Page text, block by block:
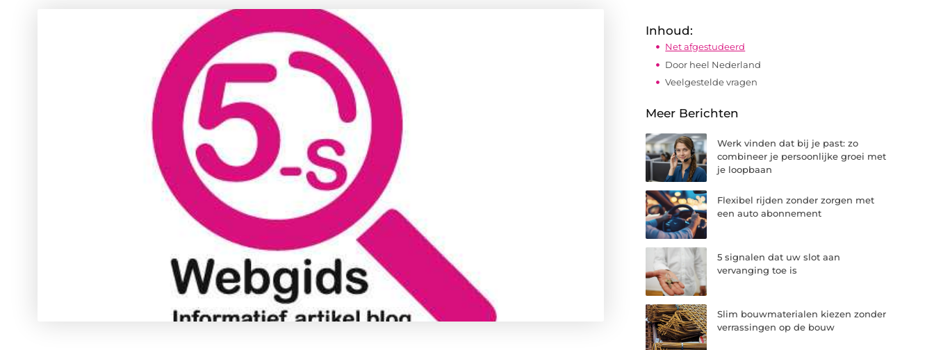
Inhoud:
Net afgestudeerd
Door heel Nederland
Veelgestelde vragen
Meer Berichten
Werk vinden dat bij je past: zo
combineer je persoonlijke groei met
je loopbaan
Flexibel rijden zonder zorgen met
een auto abonnement
5 signalen dat uw slot aan
vervanging toe is
Slim bouwmaterialen kiezen zonder
verrassingen op de bouw